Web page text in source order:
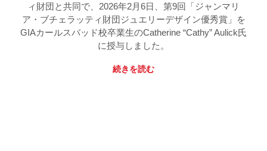
ィ財団と共同で、2026年2月6日、第9回「ジャンマリ
ア・ブチェラッティ財団ジュエリーデザイン優秀賞」を
GIAカールスバッド校卒業生のCatherine “Cathy” Aulick氏
に授与しました。
続きを読む